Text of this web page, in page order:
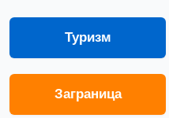
Туризм
Заграница